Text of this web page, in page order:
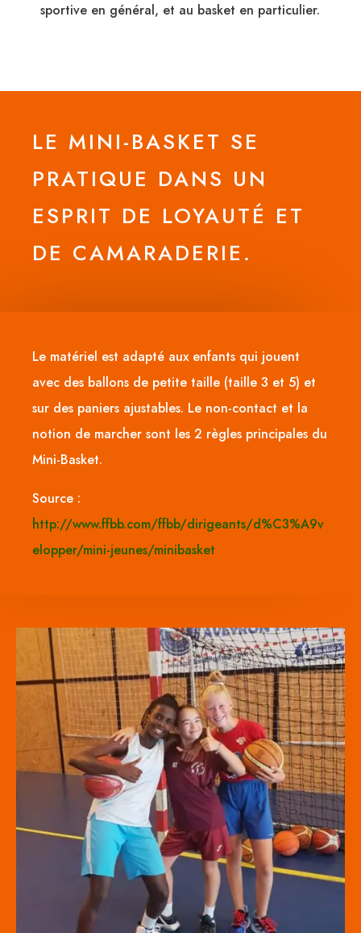
sportive en général, et au basket en particulier.
LE MINI-BASKET SE
PRATIQUE DANS UN
ESPRIT DE LOYAUTÉ ET
DE CAMARADERIE.
Le matériel est adapté aux enfants qui jouent
avec des ballons de petite taille (taille 3 et 5) et
sur des paniers ajustables. Le non-contact et la
notion de marcher sont les 2 règles principales du
Mini-Basket.
Source :
http://www.ffbb.com/ffbb/dirigeants/d%C3%A9v
elopper/mini-jeunes/minibasket